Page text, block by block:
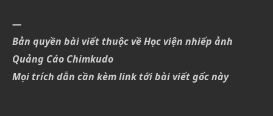
—
Bản quyền bài viết thuộc về Học viện nhiếp ảnh
Quảng Cáo Chimkudo
Mọi trích dẫn cần kèm link tới bài viết gốc này